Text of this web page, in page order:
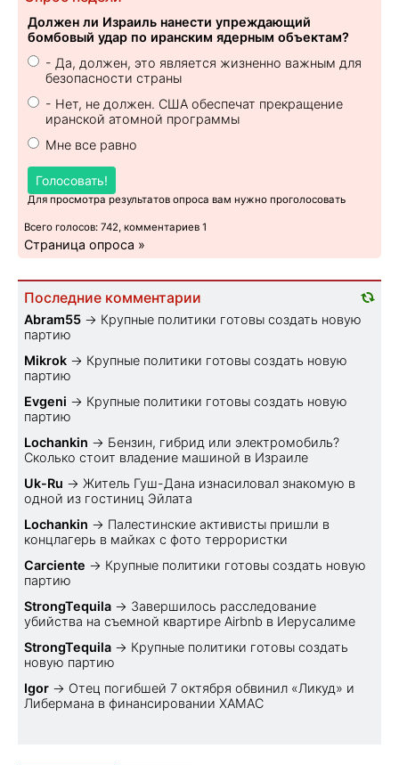
Должен ли Израиль нанести упреждающий
бомбовый удар по иранским ядерным объектам?
- Да, должен, это является жизненно важным для
безопасности страны
- Нет, не должен. США обеспечат прекращение
иранской атомной программы
Мне все равно
Голосовать!
Для просмотра результатов опроса вам нужно проголосовать
Всего голосов: 742, комментариев 1
Страница опроса »
Последние комментарии
Abram55 → Крупные политики готовы создать новую
партию
Mikrok → Крупные политики готовы создать новую
партию
Evgeni → Крупные политики готовы создать новую
партию
Lochankin → Бензин, гибрид или электромобиль?
Cколько стоит владение машиной в Израиле
Uk-Ru → Житель Гуш-Дана изнасиловал знакомую в
одной из гостиниц Эйлата
Lochankin → Палестинские активисты пришли в
концлагерь в майках с фото террористки
Carciente → Крупные политики готовы создать новую
партию
StrongTequila → Завершилось расследование
убийства на съемной квартире Airbnb в Иерусалиме
StrongTequila → Крупные политики готовы создать
новую партию
Igor → Отец погибшей 7 октября обвинил «Ликуд» и
Либермана в финансировании ХАМАС